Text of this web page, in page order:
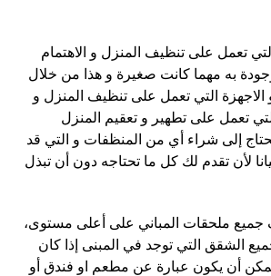
تعمل على تنظيف المنزل و الاهتمام
به مهما كانت صغيرة و هذا من خلال
الاجهزة التي تعمل على تنظيف المنزل و
تعمل على تطهير و تعقيم المنزل
تحتاج إلى شراء أي من المنظفات و التي قد
لأن تقدم لك كل ما تحتاجه دون أن تبذل
جميع ملحقات المباني على أعلى مستوى،
الشقق التي توجد في المبنى إذا كان
أن يكون عبارة عن مطعم او فندق أو